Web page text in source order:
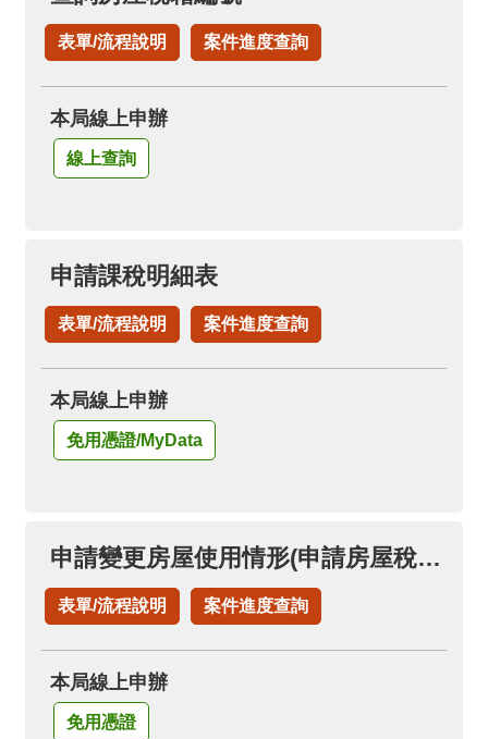
表單/流程說明 案件進度查詢
本局線上申辦
線上查詢
申請課稅明細表
表單/流程說明 案件進度查詢
本局線上申辦
免用憑證/MyData
申請變更房屋使用情形(申請房屋稅自住房屋)(已按自住用稅率者，免再申請)
表單/流程說明 案件進度查詢
本局線上申辦
免用憑證